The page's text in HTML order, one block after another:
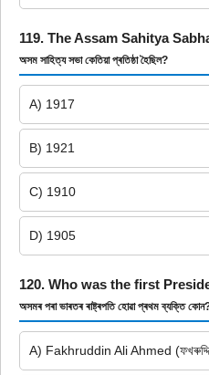
119. The Assam Sahitya
অসম সাহিত্য সভা কেতিয়া প্ৰতিষ্ঠা হৈছিল?
A) 1917
B) 1921
C) 1910
D) 1905
120. Who was the first
অসমৰ পৰা ভাৰতৰ ৰাষ্ট্ৰপতি হোৱা প্ৰথম ব্যক্তি
A) Fakhruddin Ali Ahmed